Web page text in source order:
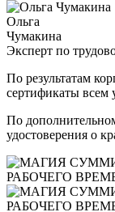
Ольга
Чумакина
Эксперт по
По результатам
сертификаты всем
По
удостоверения о